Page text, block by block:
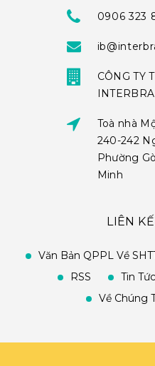
0906 323
CÔNG TY
INTERBRA
Toà nhà
240-242
Phường
Minh
LIÊN
Văn Bản QPPL Về
RSS
Tin
Về Chúng